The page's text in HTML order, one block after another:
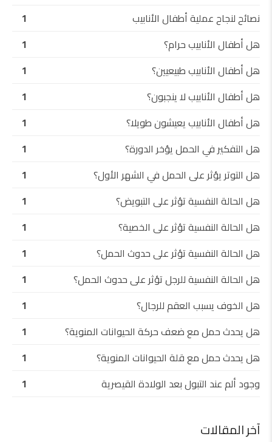
نصائح لنجاح عملية أطفال الأنابيب
1
هل أطفال الأنابيب حرام؟
1
هل أطفال الأنابيب طبيعيين؟
1
هل أطفال الأنابيب لا ينجبون؟
1
هل أطفال الأنابيب يعيشون طويلا؟
1
هل التفكير في الحمل يؤخر الدورة؟
1
هل التوتر يؤثر على الحمل في الشهر الأول؟
1
هل الحالة النفسية تؤثر على التبويض؟
1
هل الحالة النفسية تؤثر على الخصية؟
1
هل الحالة النفسية تؤثر على حدوث الحمل؟
1
هل الحالة النفسية للرجل تؤثر على حدوث الحمل؟
1
هل الخوف يسبب العقم للرجال؟
1
هل يحدث حمل مع ضعف حركة الحيوانات المنوية؟
1
هل يحدث حمل مع قلة الحيوانات المنوية؟
1
وجود ألم عند التبول بعد الولادة القيصرية
1
آخر المقالات